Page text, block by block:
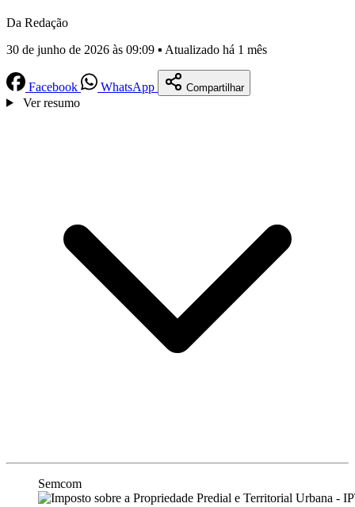
Da Redação
30 de junho de 2026 às 09:09 ▪ Atualizado há 1 mês
Facebook WhatsApp Compartilhar
Ver resumo
Semcom